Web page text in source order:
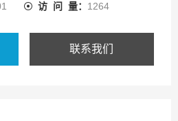
访 问 量： 1264
联系我们